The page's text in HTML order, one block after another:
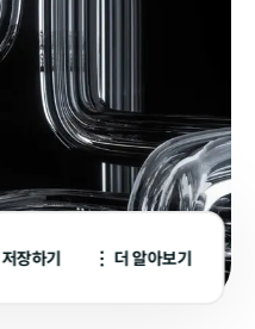
저장하기 더 알아보기